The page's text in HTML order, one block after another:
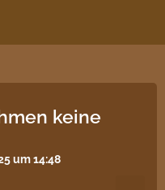
keine
um 14:48